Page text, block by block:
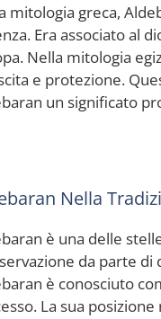
mitologia greca,
Era associato al
Nella mitologia
e protezione.
un significato
Nella
è una delle
da parte di
è conosciuto
La sua